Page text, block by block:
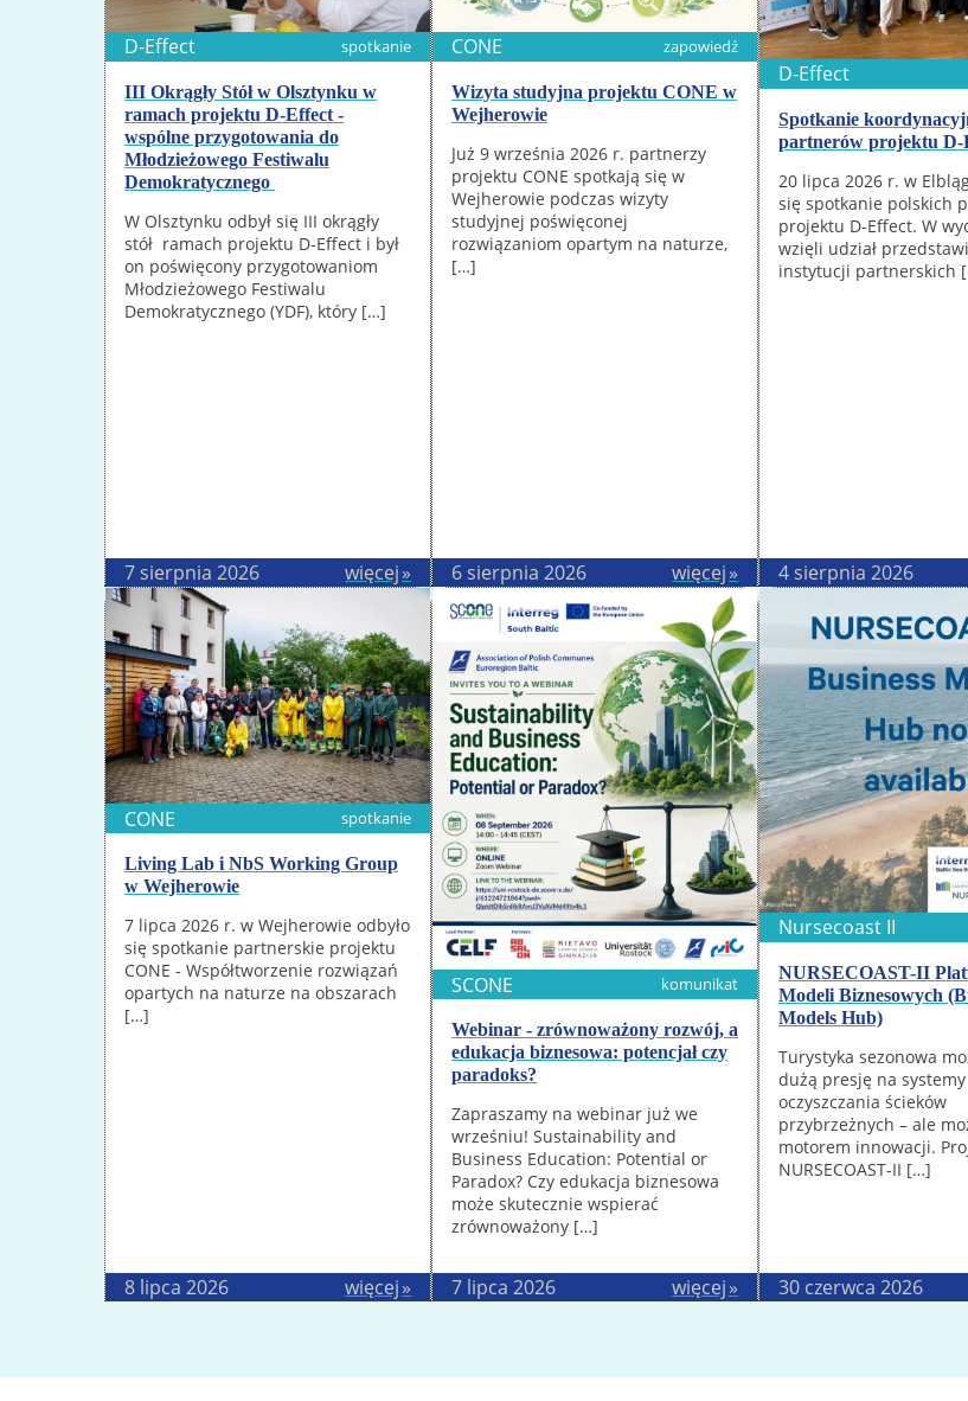
D-Effect spotkanie
III Okrągły Stół w Olsztynku w
ramach projektu D-Effect -
wspólne przygotowania do
Młodzieżowego Festiwalu
Demokratycznego
W Olsztynku odbył się III okrągły
stół ramach projektu D-Effect i był
on poświęcony przygotowaniom
Młodzieżowego Festiwalu
Demokratycznego (YDF), który […]
7 sierpnia 2026 więcej
CONE zapowiedź
Wizyta studyjna projektu CONE w
Wejherowie
Już 9 września 2026 r. partnerzy
projektu CONE spotkają się w
Wejherowie podczas wizyty
studyjnej poświęconej
rozwiązaniom opartym na naturze,
[…]
6 sierpnia 2026 więcej
D-Effect
Spotkanie
partnerów projektu
20 lipca 2026 r. w
się spotkanie polskich
projektu D‑Effect. W
wzięli udział
instytucji partnerskich
4 sierpnia 2026
CONE spotkanie
Living Lab i NbS Working Group
w Wejherowie
7 lipca 2026 r. w Wejherowie odbyło
się spotkanie partnerskie projektu
CONE - Współtworzenie rozwiązań
opartych na naturze na obszarach
[…]
8 lipca 2026 więcej
SCONE komunikat
Webinar - zrównoważony rozwój, a
edukacja biznesowa: potencjał czy
paradoks?
Zapraszamy na webinar już we
wrześniu! Sustainability and
Business Education: Potential or
Paradox? Czy edukacja biznesowa
może skutecznie wspierać
zrównoważony […]
7 lipca 2026 więcej
Nursecoast II
NURSECOAST-II
Modeli Biznesowych
Models Hub)
Turystyka sezonowa
dużą presję na systemy
oczyszczania ścieków
przybrzeżnych – ale
motorem innowacji.
NURSECOAST-II […]
30 czerwca 2026